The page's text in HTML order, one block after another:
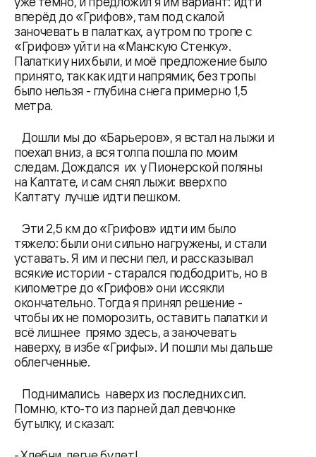
вперёд до «Грифов», там под скалой
заночевать в палатках, а утром по тропе с
«Грифов» уйти на «Манскую Стенку».
Палатки у них были, и моё предложение было
принято, так как идти напрямик, без тропы
было нельзя - глубина снега примерно 1,5
метра.
Дошли мы до «Барьеров», я встал на лыжи и
поехал вниз, а вся толпа пошла по моим
следам. Дождался их у Пионерской поляны
на Калтате, и сам снял лыжи: вверх по
Калтату лучше идти пешком.
Эти 2,5 км до «Грифов» идти им было
тяжело: были они сильно нагружены, и стали
уставать. Я им и песни пел, и рассказывал
всякие истории - старался подбодрить, но в
километре до «Грифов» они иссякли
окончательно. Тогда я принял решение -
чтобы их не поморозить, оставить палатки и
всё лишнее прямо здесь, а заночевать
наверху, в избе «Грифы». И пошли мы дальше
облегченные.
Поднимались наверх из последних сил.
Помню, кто-то из парней дал девчонке
бутылку, и сказал: